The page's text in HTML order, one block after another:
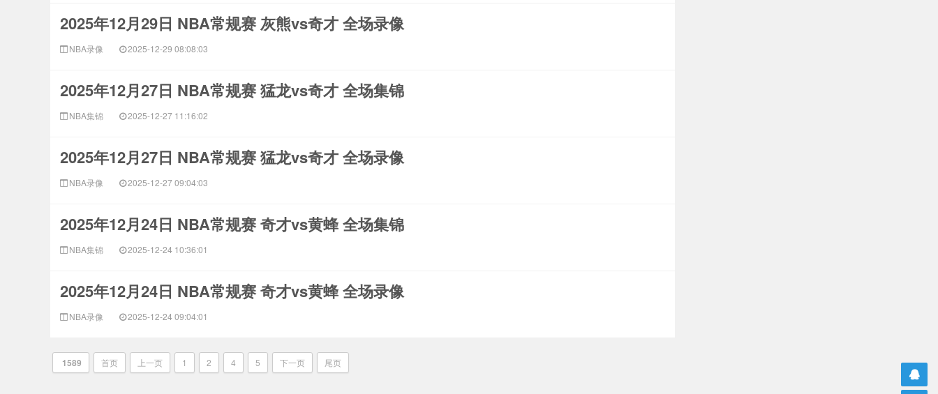
2025年12月29日 NBA常规赛 灰熊vs奇才 全场录像
NBA录像 2025-12-29 08:08:03
2025年12月27日 NBA常规赛 猛龙vs奇才 全场集锦
NBA集锦 2025-12-27 11:16:02
2025年12月27日 NBA常规赛 猛龙vs奇才 全场录像
NBA录像 2025-12-27 09:04:03
2025年12月24日 NBA常规赛 奇才vs黄蜂 全场集锦
NBA集锦 2025-12-24 10:36:01
2025年12月24日 NBA常规赛 奇才vs黄蜂 全场录像
NBA录像 2025-12-24 09:04:01
1589 首页 上一页 1 2 4 5 下一页 尾页